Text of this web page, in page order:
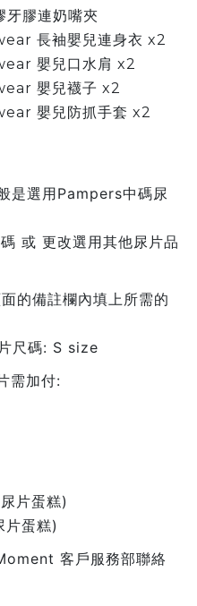
膠連奶嘴夾
長袖嬰兒連身衣 x2
嬰兒口水肩 x2
嬰兒襪子 x2
嬰兒防抓手套 x2
是選用Pampers中碼尿
或 更改選用其他尿片品
的備註欄內填上所需的
尺碼: S size
需加付:
片蛋糕)
蛋糕)
客戶服務部聯絡